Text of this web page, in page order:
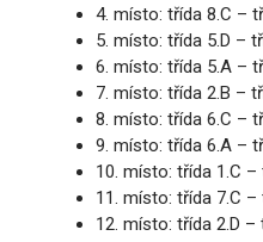
4. místo: třída 8.C –
5. místo: třída 5.D –
6. místo: třída 5.A –
7. místo: třída 2.B –
8. místo: třída 6.C –
9. místo: třída 6.A –
10. místo: třída 1.C
11. místo: třída 7.C
12. místo: třída 2.D